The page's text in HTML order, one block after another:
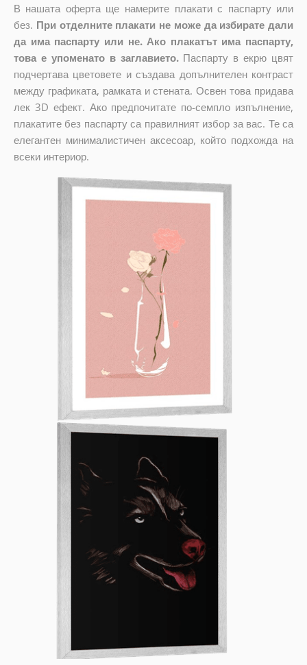
В нашата оферта ще намерите плакати с паспарту или
без. При отделните плакати не може да избирате дали
да има паспарту или не. Ако плакатът има паспарту,
това е упоменато в заглавието. Паспарту в екрю цвят
подчертава цветовете и създава допълнителен контраст
между графиката, рамката и стената. Освен това придава
лек 3D ефект. Ако предпочитате по-семпло изпълнение,
плакатите без паспарту са правилният избор за вас. Те са
елегантен минималистичен аксесоар, който подхожда на
всеки интериор.